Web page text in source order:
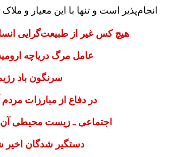
انجام‌پذیر است و تنها با این معیار و
هیچ کس غیر از طبیعت‌گرایی
عامل مرگ دریاچه
سرنگون باد
در دفاع از مبارزات
اجتماعی ـ زیست محیطی
دستگیر شدگان اخیر